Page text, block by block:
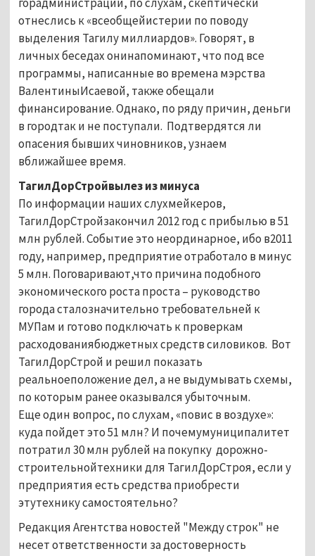
отнеслись к «всеобщейистерии по поводу
выделения Тагилу миллиардов». Говорят, в
личных беседах онинапоминают, что под все
программы, написанные во времена мэрства
ВалентиныИсаевой, также обещали
финансирование. Однако, по ряду причин, деньги
в городтак и не поступали. Подтвердятся ли
опасения бывших чиновников, узнаем
вближайшее время.
ТагилДорСтройвылез из минуса
По информации наших слухмейкеров,
ТагилДорСтройзакончил 2012 год с прибылью в 51
млн рублей. Событие это неординарное, ибо в2011
году, например, предприятие отработало в минус
5 млн. Поговаривают,что причина подобного
экономического роста проста – руководство
города сталозначительно требовательней к
МУПам и готово подключать к проверкам
расходованиябюджетных средств силовиков. Вот
ТагилДорСтрой и решил показать
реальноеположение дел, а не выдумывать схемы,
по которым ранее оказывался убыточным.
Еще один вопрос, по слухам, «повис в воздухе»:
куда пойдет это 51 млн? И почемумуниципалитет
потратил 30 млн рублей на покупку дорожно-
строительнойтехники для ТагилДорСтроя, если у
предприятия есть средства приобрести
этутехнику самостоятельно?
Редакция Агентства новостей "Между строк" не
несет ответственности за достоверность